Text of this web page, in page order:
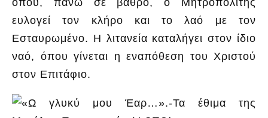
ευλογεί τον κλήρο και το λαό με τον
Εσταυρωμένο. Η λιτανεία καταλήγει στον ίδιο
ναό, όπου γίνεται η εναπόθεση του Χριστού
στον Επιτάφιο.